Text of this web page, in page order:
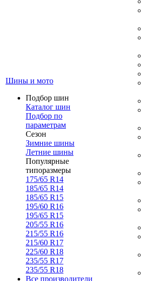
Шины и мото
Подбор шин
Каталог шин
Подбор по
параметрам
Сезон
Зимние шины
Летние шины
Популярные
типоразмеры
175/65 R14
185/65 R14
185/65 R15
195/60 R16
195/65 R15
205/55 R16
215/55 R16
215/60 R17
225/60 R18
235/55 R17
235/55 R18
Все производители